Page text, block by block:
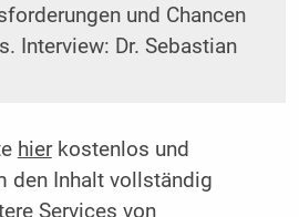
und Chancen
Interview: Dr. Sebastian
hierkostenlos und
den Inhalt vollständig
Services von